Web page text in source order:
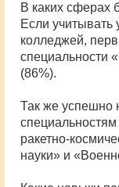
В каких сферах
Если учитывать
колледжей,
специальности
(86%).
Так же успешно
ракетно-
науки» и